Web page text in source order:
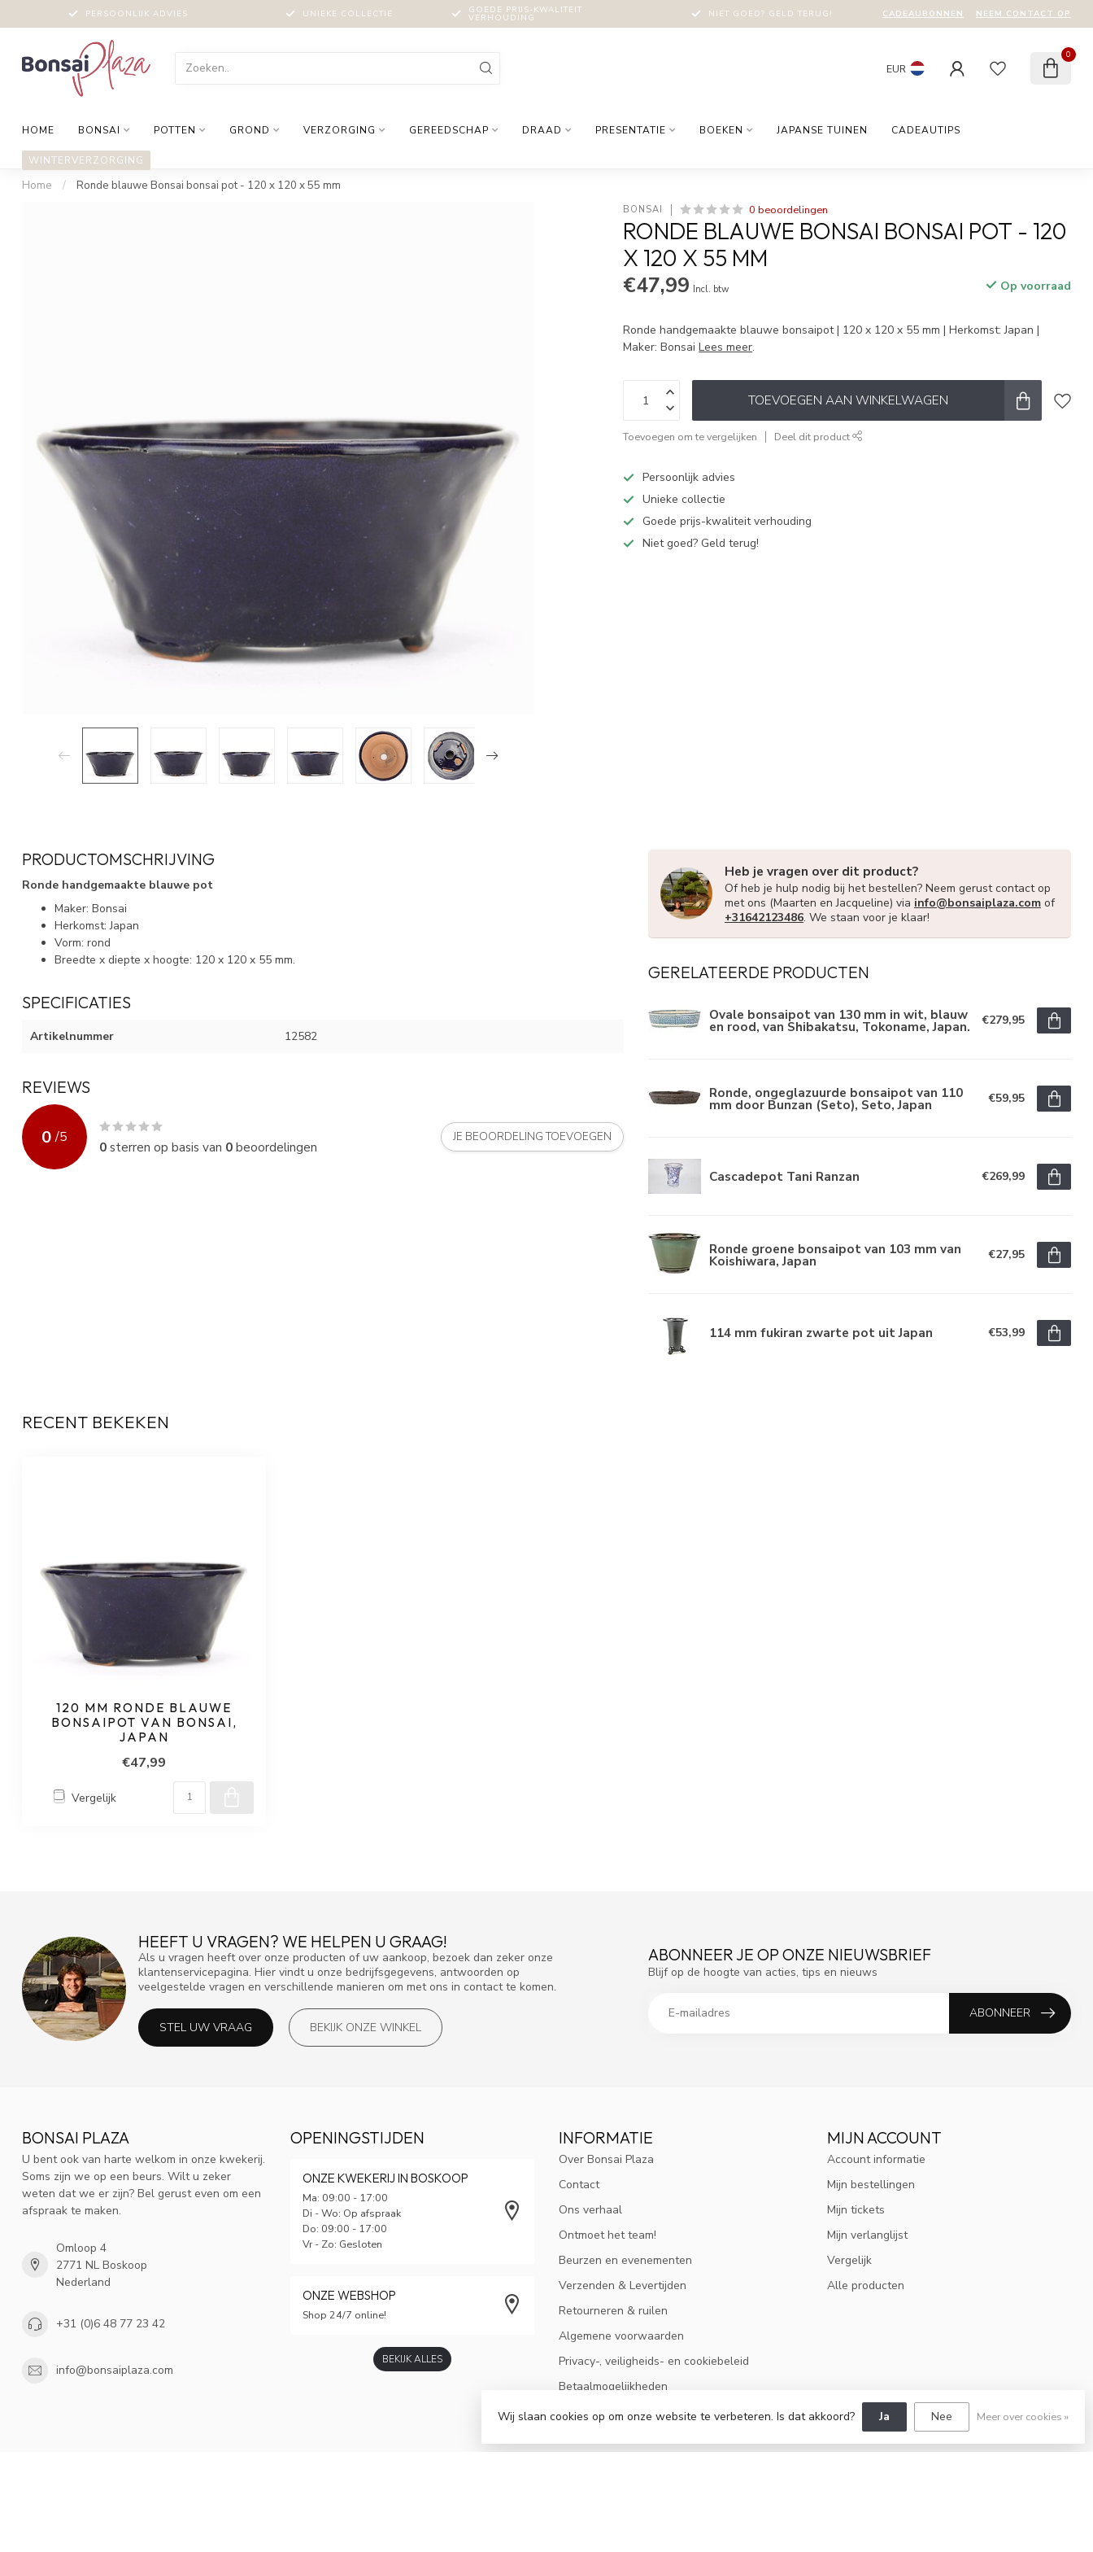
PERSOONLIJK ADVIES UNIEKE COLLECTIE GOEDE PRIJS-KWALITEIT
VERHOUDING NIET GOED? GELD TERUG! CADEAUBONNEN NEEM CONTACT OP
EUR
0
HOME BONSAI POTTEN GROND VERZORGING GEREEDSCHAP DRAAD PRESENTATIE BOEKEN JAPANSE TUINEN CADEAUTIPS
WINTERVERZORGING
Home / Ronde blauwe Bonsai bonsai pot - 120 x 120 x 55 mm
BONSAI 0 beoordelingen
RONDE BLAUWE BONSAI BONSAI POT - 120
X 120 X 55 MM
€47,99 Incl. btw Op voorraad
Ronde handgemaakte blauwe bonsaipot | 120 x 120 x 55 mm | Herkomst: Japan |
Maker: BonsaiLees meer.
TOEVOEGEN AAN WINKELWAGEN
Toevoegen om te vergelijken Deel dit product
Persoonlijk advies
Unieke collectie
Goede prijs-kwaliteit verhouding
Niet goed? Geld terug!
PRODUCTOMSCHRIJVING
Ronde handgemaakte blauwe pot
Maker: Bonsai
Herkomst: Japan
Vorm: rond
Breedte x diepte x hoogte: 120 x 120 x 55 mm.
SPECIFICATIES
Artikelnummer 12582
REVIEWS
0 /5
0sterren op basis van 0beoordelingen
JE BEOORDELING TOEVOEGEN
Heb je vragen over dit product?
Of heb je hulp nodig bij het bestellen? Neem gerust contact op
met ons (Maarten en Jacqueline) via info@bonsaiplaza.com of
+31642123486. We staan voor je klaar!
GERELATEERDE PRODUCTEN
Ovale bonsaipot van 130 mm in wit, blauw
en rood, van Shibakatsu, Tokoname, Japan. €279,95
Ronde, ongeglazuurde bonsaipot van 110
mm door Bunzan (Seto), Seto, Japan €59,95
Cascadepot Tani Ranzan €269,99
Ronde groene bonsaipot van 103 mm van
Koishiwara, Japan €27,95
114 mm fukiran zwarte pot uit Japan €53,99
RECENT BEKEKEN
120 MM RONDE BLAUWE
BONSAIPOT VAN BONSAI,
JAPAN
€47,99
Vergelijk
HEEFT U VRAGEN? WE HELPEN U GRAAG!
Als u vragen heeft over onze producten of uw aankoop, bezoek dan zeker onze
klantenservicepagina. Hier vindt u onze bedrijfsgegevens, antwoorden op
veelgestelde vragen en verschillende manieren om met ons in contact te komen.
STEL UW VRAAG BEKIJK ONZE WINKEL
ABONNEER JE OP ONZE NIEUWSBRIEF
Blijf op de hoogte van acties, tips en nieuws
ABONNEER
BONSAI PLAZA
U bent ook van harte welkom in onze kwekerij.
Soms zijn we op een beurs. Wilt u zeker
weten dat we er zijn? Bel gerust even om een
afspraak te maken.
Omloop 4
2771 NL Boskoop
Nederland
+31 (0)6 48 77 23 42
info@bonsaiplaza.com
OPENINGSTIJDEN
ONZE KWEKERIJ IN BOSKOOP
Ma: 09:00 - 17:00
Di - Wo: Op afspraak
Do: 09:00 - 17:00
Vr - Zo: Gesloten
ONZE WEBSHOP
Shop 24/7 online!
BEKIJK ALLES
INFORMATIE
Over Bonsai Plaza
Contact
Ons verhaal
Ontmoet het team!
Beurzen en evenementen
Verzenden & Levertijden
Retourneren & ruilen
Algemene voorwaarden
Privacy-, veiligheids- en cookiebeleid
Betaalmogelijkheden
Sitemap
MIJN ACCOUNT
Account informatie
Mijn bestellingen
Mijn tickets
Mijn verlanglijst
Vergelijk
Alle producten
Wij slaan cookies op om onze website te verbeteren. Is dat akkoord? Ja Nee Meer over cookies »